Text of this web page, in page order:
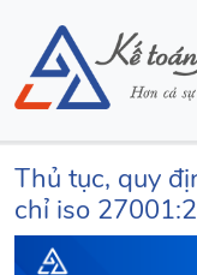
Thủ tục, quy
chỉ iso